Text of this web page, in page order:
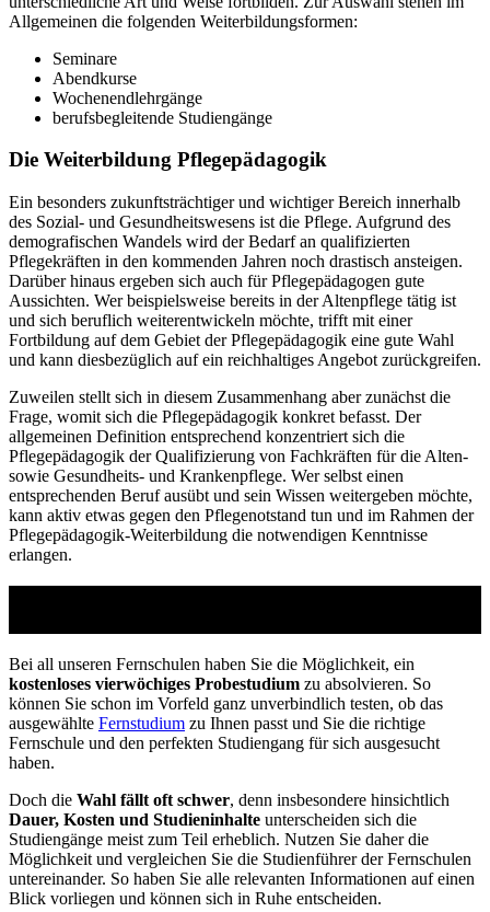
Allgemeinen die folgenden Weiterbildungsformen:
Seminare
Abendkurse
Wochenendlehrgänge
berufsbegleitende Studiengänge
Die Weiterbildung Pflegepädagogik
Ein besonders zukunftsträchtiger und wichtiger Bereich innerhalb
des Sozial- und Gesundheitswesens ist die Pflege. Aufgrund des
demografischen Wandels wird der Bedarf an qualifizierten
Pflegekräften in den kommenden Jahren noch drastisch ansteigen.
Darüber hinaus ergeben sich auch für Pflegepädagogen gute
Aussichten. Wer beispielsweise bereits in der Altenpflege tätig ist
und sich beruflich weiterentwickeln möchte, trifft mit einer
Fortbildung auf dem Gebiet der Pflegepädagogik eine gute Wahl
und kann diesbezüglich auf ein reichhaltiges Angebot zurückgreifen.
Zuweilen stellt sich in diesem Zusammenhang aber zunächst die
Frage, womit sich die Pflegepädagogik konkret befasst. Der
allgemeinen Definition entsprechend konzentriert sich die
Pflegepädagogik der Qualifizierung von Fachkräften für die Alten-
sowie Gesundheits- und Krankenpflege. Wer selbst einen
entsprechenden Beruf ausübt und sein Wissen weitergeben möchte,
kann aktiv etwas gegen den Pflegenotstand tun und im Rahmen der
Pflegepädagogik-Weiterbildung die notwendigen Kenntnisse
erlangen.
Bei all unseren Fernschulen haben Sie die Möglichkeit, ein
kostenloses vierwöchiges Probestudium zu absolvieren. So
können Sie schon im Vorfeld ganz unverbindlich testen, ob das
ausgewählte Fernstudium zu Ihnen passt und Sie die richtige
Fernschule und den perfekten Studiengang für sich ausgesucht
haben.
Doch die Wahl fällt oft schwer, denn insbesondere hinsichtlich
Dauer, Kosten und Studieninhalte unterscheiden sich die
Studiengänge meist zum Teil erheblich. Nutzen Sie daher die
Möglichkeit und vergleichen Sie die Studienführer der Fernschulen
untereinander. So haben Sie alle relevanten Informationen auf einen
Blick vorliegen und können sich in Ruhe entscheiden.